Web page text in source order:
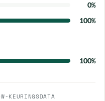
0%
100%
100%
KEURINGSDATA